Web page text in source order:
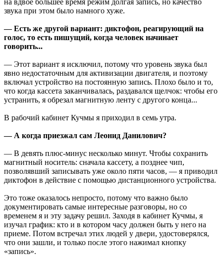
звука при этом было намного хуже.
— Есть же другой вариант: диктофон, реагирующий на
голос, то есть пишущий, когда человек начинает
говорить...
— Этот вариант я исключил, потому что уровень звука был
явно недостаточным для активизации двигателя, и поэтому
включал устройство на постоянную запись. Плохо было и то,
что когда кассета заканчивалась, раздавался щелчок: чтобы его
устранить, я обрезал магнитную ленту с другого конца...
В рабочий кабинет Кучмы я приходил в семь утра.
— А когда приезжал сам Леонид Данилович?
— В девять плюс-минус несколько минут. Чтобы сохранить
магнитный носитель: сначала кассету, а позднее чип,
позволявший записывать уже около пяти часов, — я приводил
диктофон в действие с помощью дистанционного устройства.
Это тоже оказалось непросто, потому что важно было
документировать самые интересные разговоры, но со
временем я и эту задачу решил. Заходя в кабинет Кучмы, я
изучал график: кто и в котором часу должен быть у него на
приеме. Потом встречал этих людей у двери, удостоверялся,
что они зашли, и только после этого нажимал кнопку
«запись».